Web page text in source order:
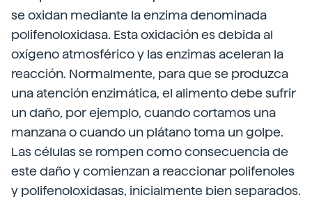
se oxidan mediante la enzima denominada
polifenoloxidasa. Esta oxidación es debida al
oxígeno atmosférico y las enzimas aceleran la
reacción. Normalmente, para que se produzca
una atención enzimática, el alimento debe sufrir
un daño, por ejemplo, cuando cortamos una
manzana o cuando un plátano toma un golpe.
Las células se rompen como consecuencia de
este daño y comienzan a reaccionar polifenoles
y polifenoloxidasas, inicialmente bien separados.